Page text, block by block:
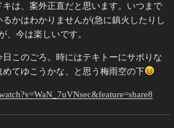
は、案外正直だと思います。いつまで
かはわかりませんが(急に鎮火したりし
、今は楽しいです。
このごろ。時にはテキトーにサボりな
てゆこうかな、と思う梅雨空の下